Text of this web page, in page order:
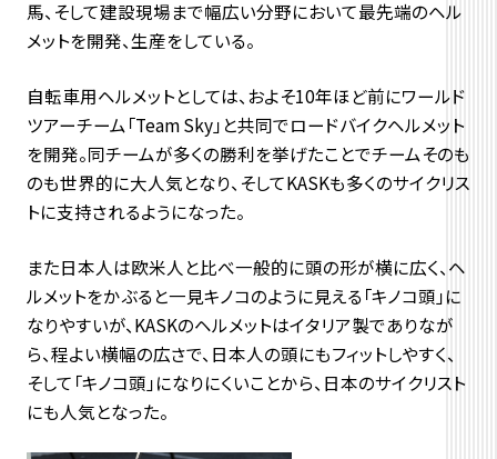
馬、そして建設現場まで幅広い分野において最先端のヘル
メットを開発、生産をしている。
自転車用ヘルメットとしては、およそ10年ほど前にワールド
ツアーチーム「Team Sky」と共同でロードバイクヘルメット
を開発。同チームが多くの勝利を挙げたことでチームそのも
のも世界的に大人気となり、そしてKASKも多くのサイクリス
トに支持されるようになった。
また日本人は欧米人と比べ一般的に頭の形が横に広く、ヘ
ルメットをかぶると一見キノコのように見える「キノコ頭」に
なりやすいが、KASKのヘルメットはイタリア製でありなが
ら、程よい横幅の広さで、日本人の頭にもフィットしやすく、
そして「キノコ頭」になりにくいことから、日本のサイクリスト
にも人気となった。